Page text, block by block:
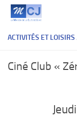
Skip to content
ACTIVITÉS ET LOISIRS
Ciné Club «